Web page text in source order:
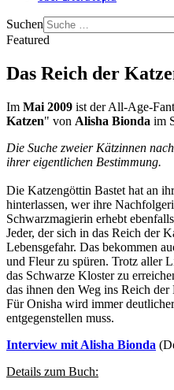
Suchen
Featured
Das Reich der
Im Mai 2009 ist der All-Age-
Katzen" von Alisha Bionda im
Die Suche zweier Kätzinnen
ihrer eigentlichen Bestimmung.
Die Katzengöttin Bastet hat an
hinterlassen, wer ihre
Schwarzmagierin erhebt
Jeder, der sich in das Reich der
Lebensgefahr. Das bekommen
und Fleur zu spüren. Trotz aller
das Schwarze Kloster zu
das ihnen den Weg ins Reich
Für Onisha wird immer
entgegenstellen muss.
Interview mit Alisha Bionda
Details zum Buch: